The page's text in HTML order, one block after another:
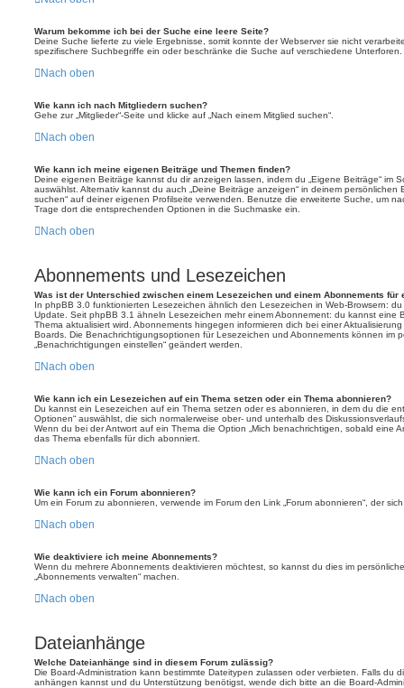
Warum bekomme ich bei der Suche eine leere Seite?
Deine Suche lieferte zu viele Ergebnisse, somit konnte der Webserver sie nicht
spezifischere Suchbegriffe ein oder beschränke die Suche auf verschiedene Unterforen.
Nach oben
Wie kann ich nach Mitgliedern suchen?
Gehe zur „Mitglieder“-Seite und klicke auf „Nach einem Mitglied suchen“.
Nach oben
Wie kann ich meine eigenen Beiträge und Themen finden?
Deine eigenen Beiträge kannst du dir anzeigen lassen, indem du „Eigene Beiträge“ im
auswählst. Alternativ kannst du auch „Deine Beiträge anzeigen“ in deinem persönlichen
suchen“ auf deiner eigenen Profilseite verwenden. Benutze die erweiterte Suche, um
Trage dort die entsprechenden Optionen in die Suchmaske ein.
Nach oben
Abonnements und Lesezeichen
Was ist der Unterschied zwischen einem Lesezeichen und einem Abonnements für
In phpBB 3.0 funktionierten Lesezeichen ähnlich den Lesezeichen in Web-Browsern:
Update. Seit phpBB 3.1 ähneln Lesezeichen mehr einem Abonnement: du kannst eine
Thema aktualisiert wird. Abonnements hingegen informieren dich bei einer
Boards. Die Benachrichtigungsoptionen für Lesezeichen und Abonnements können im
„Benachrichtigungen einstellen“ geändert werden.
Nach oben
Wie kann ich ein Lesezeichen auf ein Thema setzen oder ein Thema abonnieren?
Du kannst ein Lesezeichen auf ein Thema setzen oder es abonnieren, in dem du die
Optionen“ auswählst, die sich normalerweise ober- und unterhalb des
Wenn du bei der Antwort auf ein Thema die Option „Mich benachrichtigen, sobald eine
das Thema ebenfalls für dich abonniert.
Nach oben
Wie kann ich ein Forum abonnieren?
Um ein Forum zu abonnieren, verwende im Forum den Link „Forum abonnieren“, der
Nach oben
Wie deaktiviere ich meine Abonnements?
Wenn du mehrere Abonnements deaktivieren möchtest, so kannst du dies im
„Abonnements verwalten“ machen.
Nach oben
Dateianhänge
Welche Dateianhänge sind in diesem Forum zulässig?
Die Board-Administration kann bestimmte Dateitypen zulassen oder verbieten. Falls du
anhängen kannst und du Unterstützung benötigst, wende dich bitte an die Board-